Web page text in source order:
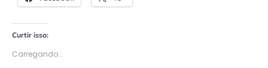
Curtir isso:
Carregando...